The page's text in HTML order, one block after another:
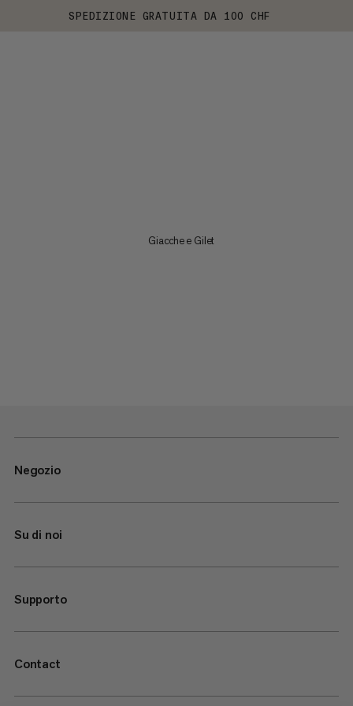
SPEDIZIONE GRATUITA DA 100 CHF
Giacche e Gilet
Negozio
Su di noi
Supporto
Contact